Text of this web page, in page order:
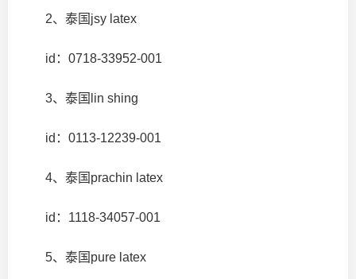
2、泰国jsy latex
id：0718-33952-001
3、泰国lin shing
id：0113-12239-001
4、泰国prachin latex
id：1118-34057-001
5、泰国pure latex